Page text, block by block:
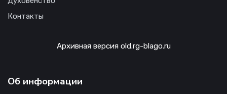
Контакты
Архивная версия old.rg-blago.ru
Об информации